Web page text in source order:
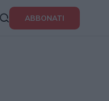
ABBONATI